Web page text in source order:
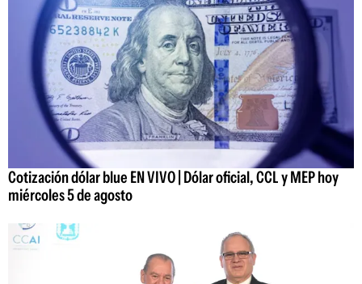
Cotización dólar blue EN VIVO | Dólar oficial, CCL y MEP hoy
miércoles 5 de agosto